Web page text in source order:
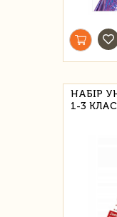
НАБІР
1-3